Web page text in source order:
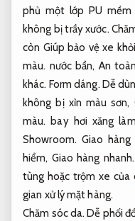
phủ một lớp PU
không bị trầy xước.
còn Giúp bảo vệ xe
màu. nước bẩn, An
khác. Form dáng. Dễ
không bị xỉn màu sơn,
màu. bay hơi xăng
Showroom. Giao hàng
hiểm, Giao hàng nhanh.
tùng hoặc trộm xe của
gian xử lý mặt hàng.
Chăm sóc da. Dễ phối